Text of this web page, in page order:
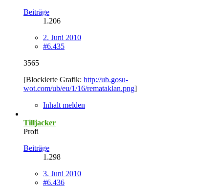
Beiträge
1.206
2. Juni 2010
#6.435
3565
[Blockierte Grafik: http://ub.gosu-
wot.com/ub/eu/1/16/remataklan.png]
Inhalt melden
Tilljacker
Profi
Beiträge
1.298
3. Juni 2010
#6.436